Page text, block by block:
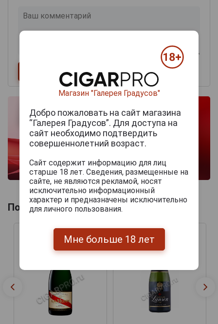
Похожие Шампанские
Магазин "Галерея Градусов"
Добро пожаловать на сайт магазина
“Галерея Градусов”. Для доступа на
сайт необходимо подтвердить
совершеннолетний возраст.
Сайт содержит информацию для лиц
старше 18 лет. Сведения, размещенные на
сайте, не являются рекламой, носят
исключительно информационный
характер и предназначены исключительно
для личного пользования.
Мне больше 18 лет